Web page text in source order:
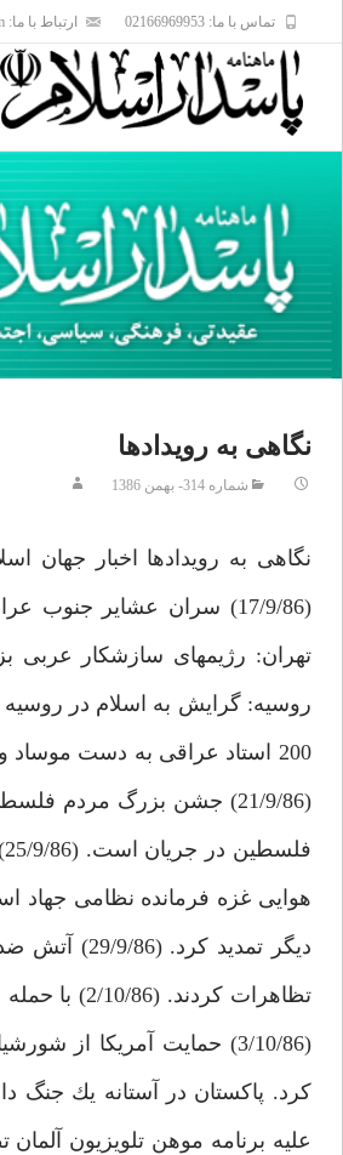
تماس با ما: 02166969953 ارتباط با ما: info[at]pasdareeslam.com
نگاهى به رويدادها
شماره 314- بهمن 1386
نگاهى به رويدادها اخبار جهان
(17/9/86) سران عشاير
(21/9/86) جشن بزرگ مردم
تظاهرات